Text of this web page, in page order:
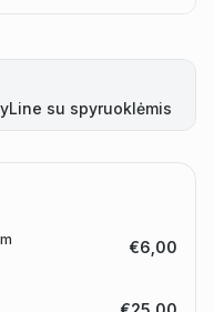
su spyruoklėmis
€6,00